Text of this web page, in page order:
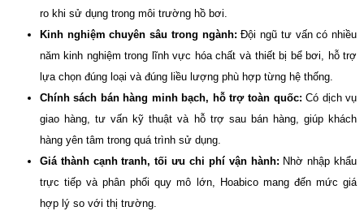
ro khi sử dụng trong môi trường hồ bơi.
Kinh nghiệm chuyên sâu trong ngành: Đội ngũ tư vấn có nhiều
năm kinh nghiệm trong lĩnh vực hóa chất và thiết bị bể bơi, hỗ trợ
lựa chọn đúng loại và đúng liều lượng phù hợp từng hệ thống.
Chính sách bán hàng minh bạch, hỗ trợ toàn quốc: Có dịch vụ
giao hàng, tư vấn kỹ thuật và hỗ trợ sau bán hàng, giúp khách
hàng yên tâm trong quá trình sử dụng.
Giá thành cạnh tranh, tối ưu chi phí vận hành: Nhờ nhập khẩu
trực tiếp và phân phối quy mô lớn, Hoabico mang đến mức giá
hợp lý so với thị trường.